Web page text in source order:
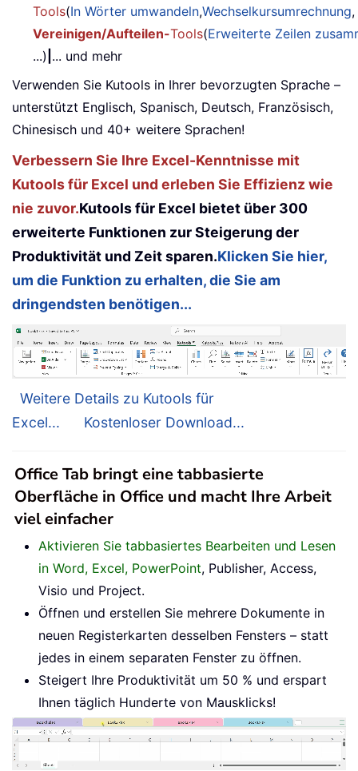
Tools(In Wörter umwandeln,Wechselkursumrechnung
Vereinigen/Aufteilen-Tools(Erweiterte Zeilen
...) ... und mehr
Verwenden Sie Kutools in Ihrer bevorzugten Sprache –
unterstützt Englisch, Spanisch, Deutsch, Französisch,
Chinesisch und 40+ weitere Sprachen!
Verbessern Sie Ihre Excel-Kenntnisse mit
Kutools für Excel und erleben Sie Effizienz wie
nie zuvor.Kutools für Excel bietet über 300
erweiterte Funktionen zur Steigerung der
Produktivität und Zeit sparen.Klicken Sie hier,
um die Funktion zu erhalten, die Sie am
dringendsten benötigen...
Weitere Details zu Kutools für
Excel...
Kostenloser Download...
Office Tab bringt eine tabbasierte
Oberfläche in Office und macht Ihre Arbeit
viel einfacher
Aktivieren Sie tabbasiertes Bearbeiten und Lesen
in Word, Excel, PowerPoint, Publisher, Access,
Visio und Project.
Öffnen und erstellen Sie mehrere Dokumente in
neuen Registerkarten desselben Fensters – statt
jedes in einem separaten Fenster zu öffnen.
Steigert Ihre Produktivität um 50 % und erspart
Ihnen täglich Hunderte von Mausklicks!